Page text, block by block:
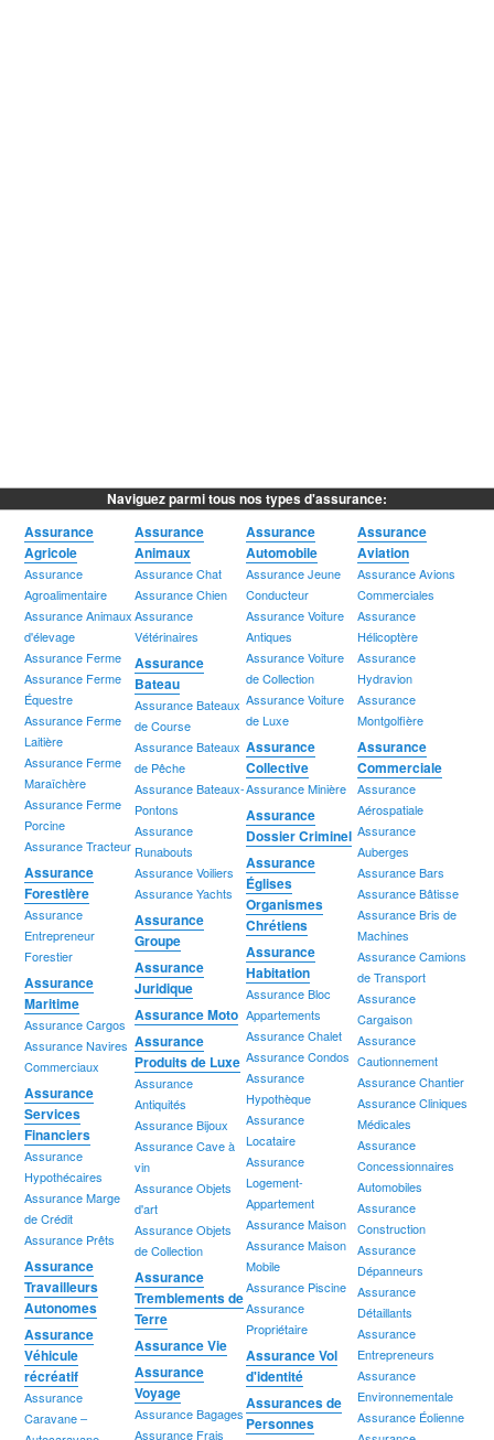
Naviguez parmi tous nos types d'assurance:
Assurance
Agricole
Assurance
Agroalimentaire
Assurance Animaux
d'élevage
Assurance Ferme
Assurance Ferme
Équestre
Assurance Ferme
Laitière
Assurance Ferme
Maraîchère
Assurance Ferme
Porcine
Assurance Tracteur
Assurance
Animaux
Assurance Chat
Assurance Chien
Assurance
Vétérinaires
Assurance
Automobile
Assurance Jeune
Conducteur
Assurance Voiture
Antiques
Assurance Voiture
de Collection
Assurance Voiture
de Luxe
Assurance
Aviation
Assurance Avions
Commerciales
Assurance
Hélicoptère
Assurance
Hydravion
Assurance
Montgolfière
Assurance
Bateau
Assurance Bateaux
de Course
Assurance Bateaux
de Pêche
Assurance Bateaux-
Pontons
Assurance
Runabouts
Assurance Voiliers
Assurance Yachts
Assurance
Collective
Assurance Minière
Assurance
Commerciale
Assurance
Aérospatiale
Assurance
Auberges
Assurance Bars
Assurance Bâtisse
Assurance Bris de
Machines
Assurance Camions
de Transport
Assurance
Cargaison
Assurance
Cautionnement
Assurance Chantier
Assurance Cliniques
Médicales
Assurance
Concessionnaires
Automobiles
Assurance
Construction
Assurance
Dépanneurs
Assurance
Détaillants
Assurance
Entrepreneurs
Assurance
Environnementale
Assurance Éolienne
Assurance
Dossier Criminel
Assurance
Églises
Organismes
Chrétiens
Assurance
Forestière
Assurance
Entrepreneur
Forestier
Assurance
Groupe
Assurance
Habitation
Assurance Bloc
Appartements
Assurance Chalet
Assurance Condos
Assurance
Hypothèque
Assurance
Locataire
Assurance
Logement-
Appartement
Assurance Maison
Assurance Maison
Mobile
Assurance Piscine
Assurance
Propriétaire
Assurance
Juridique
Assurance
Maritime
Assurance Cargos
Assurance Navires
Commerciaux
Assurance Moto
Assurance
Produits de Luxe
Assurance
Antiquités
Assurance Bijoux
Assurance Cave à
vin
Assurance Objets
d'art
Assurance Objets
de Collection
Assurance
Services
Financiers
Assurance
Hypothécaires
Assurance Marge
de Crédit
Assurance Prêts
Assurance
Travailleurs
Autonomes
Assurance
Tremblements de
Terre
Assurance
Véhicule
récréatif
Assurance
Caravane –
Assurance Vie
Assurance Vol
d'identité
Assurance
Voyage
Assurance Bagages
Assurance Frais
Assurances de
Personnes